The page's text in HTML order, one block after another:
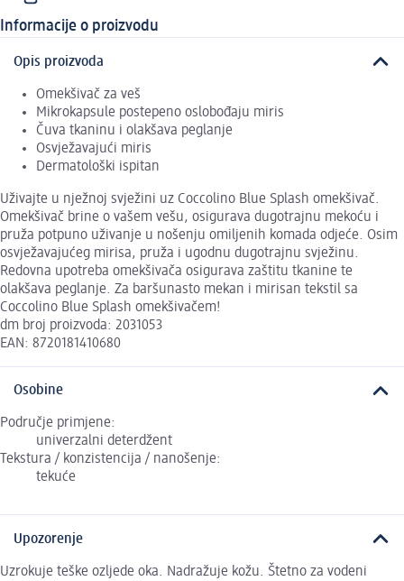
Informacije o proizvodu
Opis proizvoda
Omekšivač za veš
Mikrokapsule postepeno oslobođaju miris
Čuva tkaninu i olakšava peglanje
Osvježavajući miris
Dermatološki ispitan
Uživajte u nježnoj svježini uz Coccolino Blue Splash omekšivač.
Omekšivač brine o vašem vešu, osigurava dugotrajnu mekoću i
pruža potpuno uživanje u nošenju omiljenih komada odjeće. Osim
osvježavajućeg mirisa, pruža i ugodnu dugotrajnu svježinu.
Redovna upotreba omekšivača osigurava zaštitu tkanine te
olakšava peglanje. Za baršunasto mekan i mirisan tekstil sa
Coccolino Blue Splash omekšivačem!
dm broj proizvoda: 2031053
EAN: 8720181410680
Osobine
Područje primjene:
univerzalni deterdžent
Tekstura / konzistencija / nanošenje:
tekuće
Upozorenje
Uzrokuje teške ozljede oka. Nadražuje kožu. Štetno za vodeni